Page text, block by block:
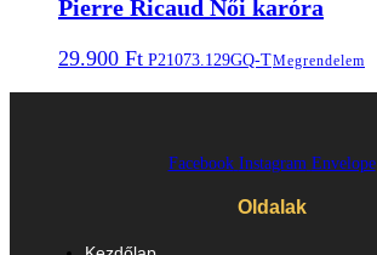
Pierre Ricaud Női karóra
29.900 Ft P21073.129GQ-TMegrendelem
Facebook Instagram Envelope
Oldalak